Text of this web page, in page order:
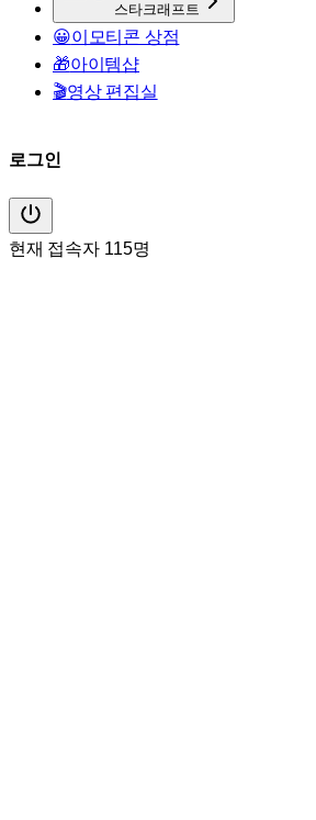
스타크래프트
😀이모티콘 상점
🎁아이템샵
🎬영상 편집실
로그인
현재 접속자 115명